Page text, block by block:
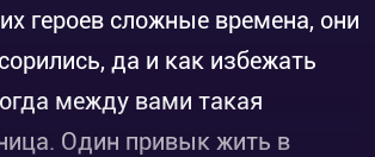
героев сложные времена, они
да и как избежать
между вами такая
Один привык жить в